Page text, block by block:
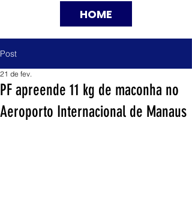
HOME
Post
PF apreende 11 kg de maconha no
Aeroporto Internacional de Manaus
21 de fev.